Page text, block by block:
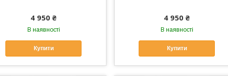
4 950 ₴
В наявності
Купити
4 950 ₴
В наявності
Купити